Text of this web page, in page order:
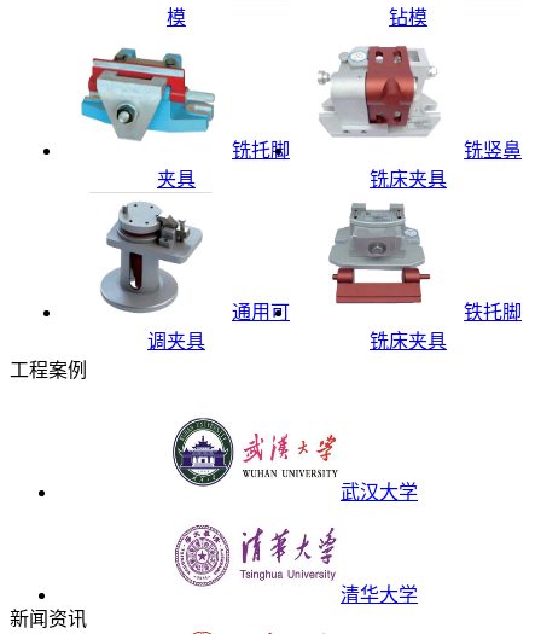
模
钻模
铣托脚
夹具
铣竖鼻
铣床夹具
通用可
调夹具
铁托脚
铣床夹具
工程案例
武汉大学
清华大学
新闻资讯